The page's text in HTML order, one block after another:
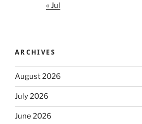
« Jul
ARCHIVES
August 2026
July 2026
June 2026